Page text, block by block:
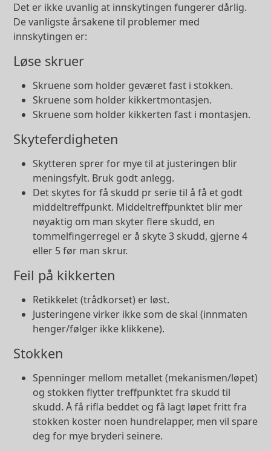
Det er ikke uvanlig at innskytingen fungerer dårlig.
De vanligste årsakene til problemer med
innskytingen er:
Løse skruer
Skruene som holder geværet fast i stokken.
Skruene som holder kikkertmontasjen.
Skruene som holder kikkerten fast i montasjen.
Skyteferdigheten
Skytteren sprer for mye til at justeringen blir
meningsfylt. Bruk godt anlegg.
Det skytes for få skudd pr serie til å få et godt
middeltreffpunkt. Middeltreffpunktet blir mer
nøyaktig om man skyter flere skudd, en
tommelfingerregel er å skyte 3 skudd, gjerne 4
eller 5 før man skrur.
Feil på kikkerten
Retikkelet (trådkorset) er løst.
Justeringene virker ikke som de skal (innmaten
henger/følger ikke klikkene).
Stokken
Spenninger mellom metallet (mekanismen/løpet)
og stokken flytter treffpunktet fra skudd til
skudd. Å få rifla beddet og få lagt løpet fritt fra
stokken koster noen hundrelapper, men vil spare
deg for mye bryderi seinere.